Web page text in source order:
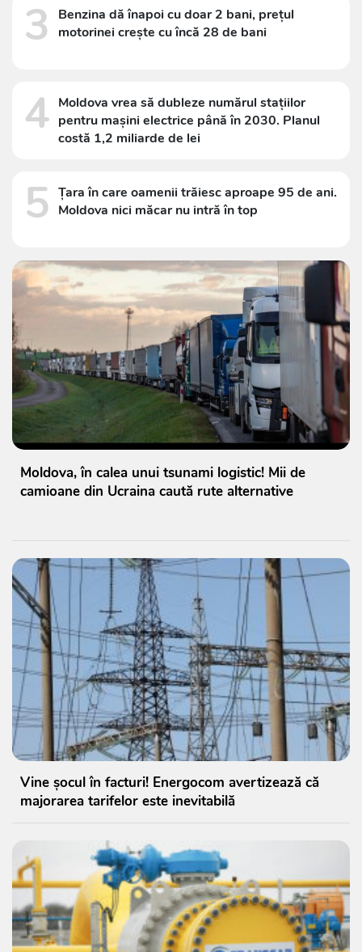
3
Benzina dă înapoi cu doar 2 bani, prețul
motorinei crește cu încă 28 de bani
4 Moldova vrea să dubleze numărul stațiilor
pentru mașini electrice până în 2030. Planul
costă 1,2 miliarde de lei
5 Țara în care oamenii trăiesc aproape 95 de ani.
Moldova nici măcar nu intră în top
Moldova, în calea unui tsunami logistic! Mii de
camioane din Ucraina caută rute alternative
Vine șocul în facturi! Energocom avertizează că
majorarea tarifelor este inevitabilă